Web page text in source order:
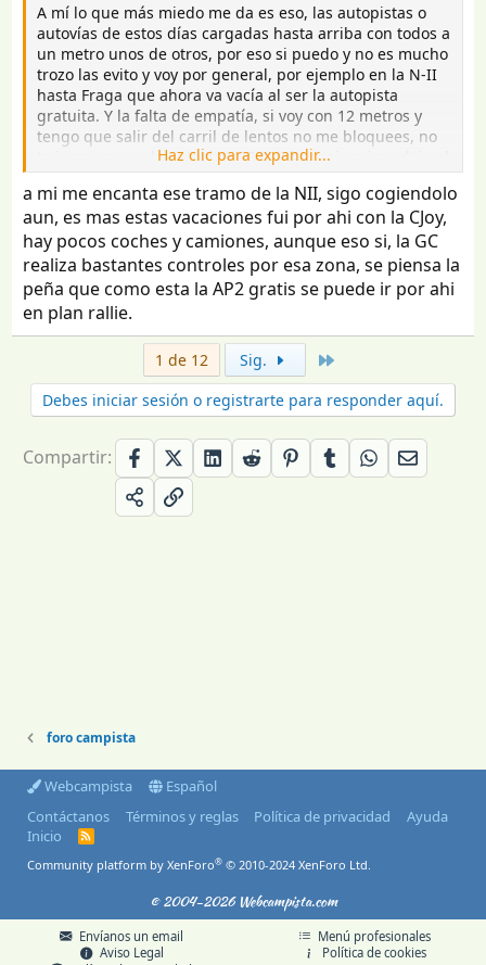
A mí lo que más miedo me da es eso, las autopistas o
autovías de estos días cargadas hasta arriba con todos a
un metro unos de otros, por eso si puedo y no es mucho
trozo las evito y voy por general, por ejemplo en la N-II
hasta Fraga que ahora va vacía al ser la autopista
gratuita. Y la falta de empatía, si voy con 12 metros y
tengo que salir del carril de lentos no me bloquees, no
te incorpores a la autovía a 55 por hora sin mirar, deja el
puto móvil mientras conduces y mira a tu alrededor, etc
etc. Paciencia y respeto, me encanta conducir todo tipo
de vehículos, pero a veces se me pasan las ganas.
Respecto a las velocidades muchas veces cierto que
pueden parecer escasas, pero lo importante es si sabes
qué hacer cuando las cosas se ponen feas, y siempre
será más fácil si vas a la velocidad adecuada a la vía,
que no siempre es la mínima ni la máxima permitida.
Casi nunca lo es.
Haz clic para expandir...
a mi me encanta ese tramo de la NII, sigo cogiendolo
aun, es mas estas vacaciones fui por ahi con la CJoy,
hay pocos coches y camiones, aunque eso si, la GC
realiza bastantes controles por esa zona, se piensa la
peña que como esta la AP2 gratis se puede ir por ahi
en plan rallie.
1 de 12 Sig.
Debes iniciar sesión o registrarte para responder aquí.
Compartir:
foro campista
Webcampista
Español
Contáctanos
Términos y reglas Política de privacidad
Ayuda
Inicio
R
S
Community platform by XenForo® © 2010-2024 XenForo Ltd.
© 2004-2026 Webcampista.com
Envíanos un email
Aviso Legal
Menú profesionales
Política de cookies